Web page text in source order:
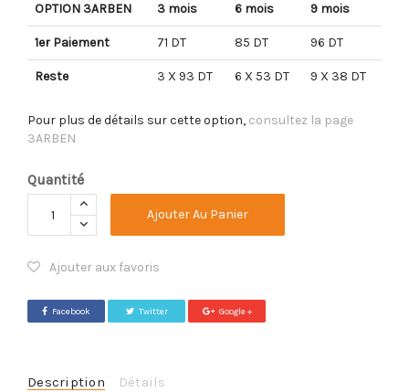
OPTION 3ARBEN
3 mois 6 mois 9 mois
1er Paiement 71 DT 85 DT 96 DT
Reste 3 X 93 DT 6 X 53 DT 9 X 38 DT
Pour plus de détails sur cette option, consultez la page
3ARBEN
Quantité
Ajouter Au Panier
Ajouter aux favoris
Facebook Twitter Google +
Description Détails